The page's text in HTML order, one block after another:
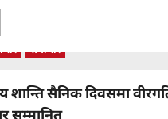
समाचार
शान्ति सैनिक दिवसमा
सम्मानित